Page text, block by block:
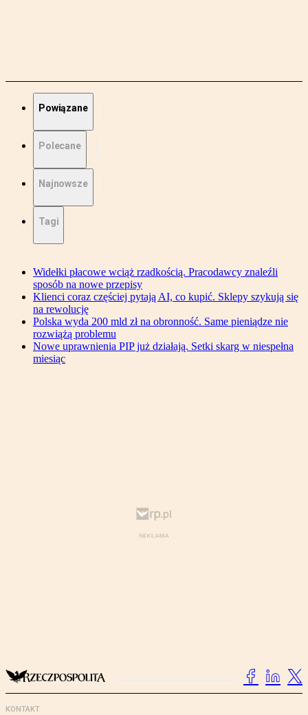
Powiązane
Polecane
Najnowsze
Tagi
Widełki płacowe wciąż rzadkością. Pracodawcy znaleźli
sposób na nowe przepisy
Klienci coraz częściej pytają AI, co kupić. Sklepy szykują się
na rewolucję
Polska wyda 200 mld zł na obronność. Same pieniądze nie
rozwiążą problemu
Nowe uprawnienia PIP już działają. Setki skarg w niespełna
miesiąc
KONTAKT